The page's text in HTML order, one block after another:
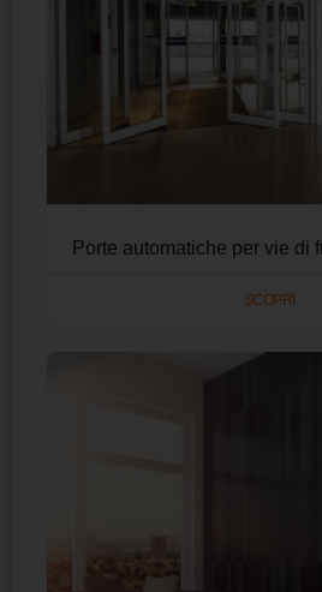
Porte automatiche per vie di
SCOPRI